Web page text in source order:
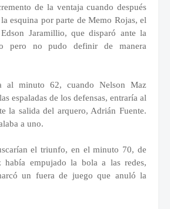
de la ventaja cuando después
esquina por parte de Memo Rojas, el
Jaramillio, que disparó ante la
pero no pudo definir de manera
al minuto 62, cuando Nelson Maz
espaladas de los defensas, entraría al
la salida del arquero, Adrián Fuente.
a uno.
el triunfo, en el minuto 70, de
había empujado la bola a las redes,
un fuera de juego que anuló la